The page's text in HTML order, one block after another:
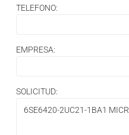
TELEFONO:
EMPRESA:
SOLICITUD: